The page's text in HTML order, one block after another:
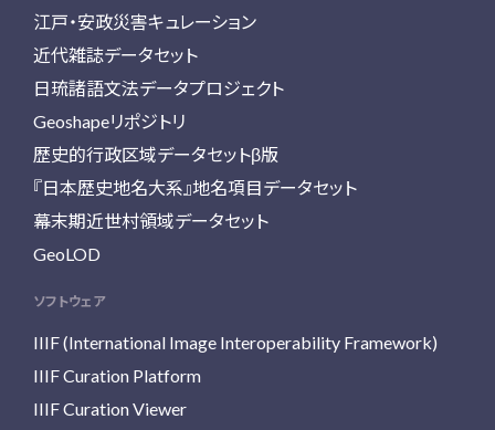
江戸・安政災害キュレーション
近代雑誌データセット
日琉諸語文法データプロジェクト
Geoshapeリポジトリ
歴史的行政区域データセットβ版
『日本歴史地名大系』地名項目データセット
幕末期近世村領域データセット
GeoLOD
ソフトウェア
IIIF (International Image Interoperability Framework)
IIIF Curation Platform
IIIF Curation Viewer